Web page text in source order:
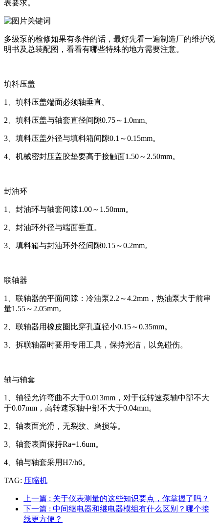
表要求。
多级泵的检修如果有条件的话，最好先看一遍制造厂的维护说
明书及总装配图，看看有哪些特殊的地方需要注意。
填料压盖
1、填料压盖端面必须轴垂直。
2、填料压盖与轴套直径间隙0.75～1.0mm。
3、填料压盖外径与填料箱间隙0.1～0.15mm。
4、机械密封压盖胶垫要高于接触面1.50～2.50mm。
封油环
1、封油环与轴套间隙1.00～1.50mm。
2、封油环外径与端面垂直。
3、填料箱与封油环外径间隙0.15～0.2mm。
联轴器
1、联轴器的平面间隙：冷油泵2.2～4.2mm，热油泵大于前串
量1.55～2.05mm。
2、联轴器用橡皮圈比穿孔直径小0.15～0.35mm。
3、拆联轴器时要用专用工具，保持光洁，以免碰伤。
轴与轴套
1、轴径允许弯曲不大于0.013mm，对于低转速泵轴中部不大
于0.07mm，高转速泵轴中部不大于0.04mm。
2、轴表面光滑，无裂纹、磨损等。
3、轴套表面保持Ra=1.6um。
4、轴与轴套采用H7/h6。
TAG: 压缩机
上一篇 : 关于仪表测量的这些知识要点，你掌握了吗？
下一篇 : 中间继电器和继电器模组有什么区别？哪个接
线更方便？